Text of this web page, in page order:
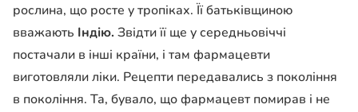
рослина, що росте у тропіках. Її батьківщиною
вважають Індію. Звідти її ще у середньовіччі
постачали в інші країни, і там фармацевти
виготовляли ліки. Рецепти передавались з покоління
в покоління. Та, бувало, що фармацевт помирав і не